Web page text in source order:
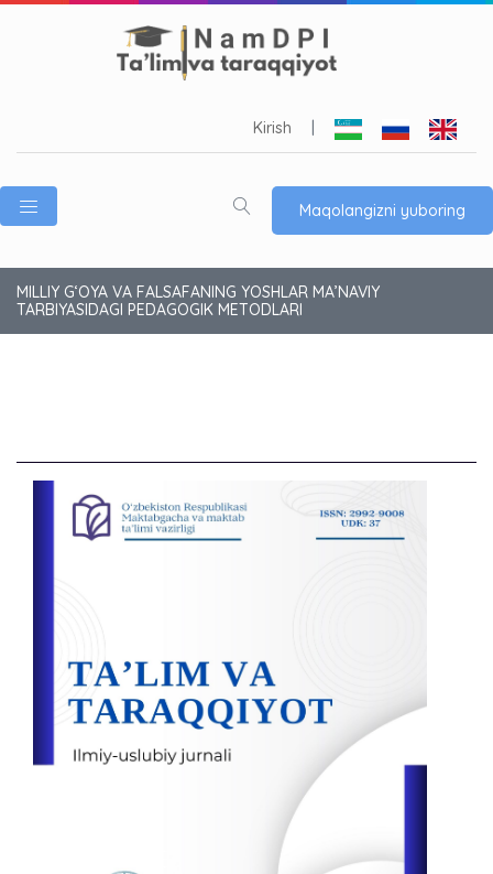
Kirish
Maqolangizni yuboring
MILLIY G‘OYA VA FALSAFANING YOSHLAR MA’NAVIY
TARBIYASIDAGI PEDAGOGIK METODLARI